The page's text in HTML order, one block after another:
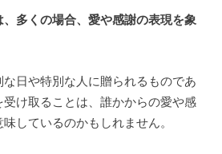
多くの場合、愛や感謝の表現を象
日や特別な人に贈られるものであ
受け取ることは、誰かからの愛や感
しているのかもしれません。